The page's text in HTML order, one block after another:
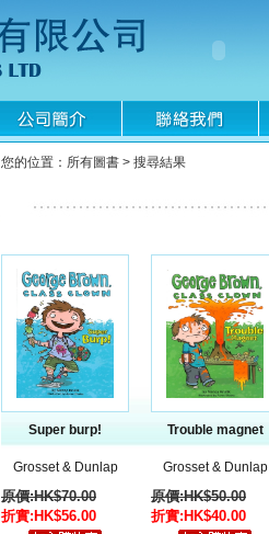
您的位置：所有圖書 > 搜尋結果
Super burp!
Grosset & Dunlap
原價:HK$70.00
折實:HK$56.00
Trouble magnet
Grosset & Dunlap
原價:HK$50.00
折實:HK$40.00